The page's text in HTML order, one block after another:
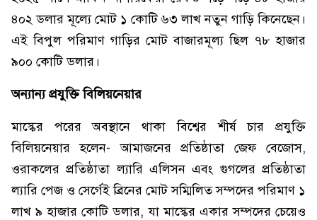
৪০২ ডলার মূল্যে মোট ১ কোটি ৬৩ লাখ নতুন গাড়ি কিনেছেন।
এই বিপুল পরিমাণ গাড়ির মোট বাজারমূল্য ছিল ৭৮ হাজার
৯০০ কোটি ডলার।
অন্যান্য প্রযুক্তি বিলিয়নেয়ার
মাস্কের পরের অবস্থানে থাকা বিশ্বের শীর্ষ চার প্রযুক্তি
বিলিয়নেয়ার হলেন- আমাজনের প্রতিষ্ঠাতা জেফ বেজোস,
ওরাকলের প্রতিষ্ঠাতা ল্যারি এলিসন এবং গুগলের প্রতিষ্ঠাতা
ল্যারি পেজ ও সের্গেই ব্রিনের মোট সম্মিলিত সম্পদের পরিমাণ ১
লাখ ৯ হাজার কোটি ডলার, যা মাস্কের একার সম্পদের চেয়েও